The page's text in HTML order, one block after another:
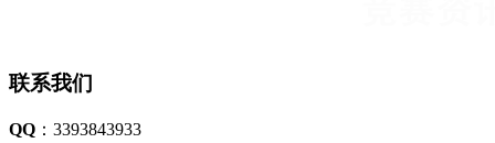
联系我们
QQ ：3393843933